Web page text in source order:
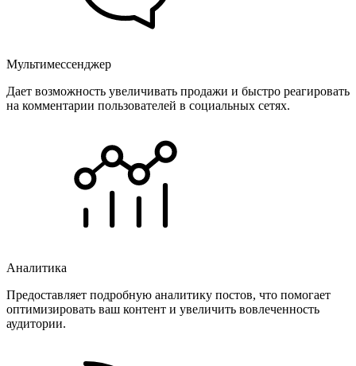
Мультимессенджер
Дает возможность увеличивать продажи и быстро реагировать
на комментарии пользователей в социальных сетях.
Аналитика
Предоставляет подробную аналитику постов, что помогает
оптимизировать ваш контент и увеличить вовлеченность
аудитории.